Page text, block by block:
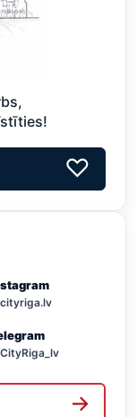
♡
→